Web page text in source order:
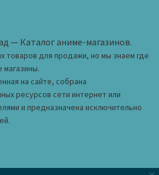
— Каталог аниме-магазинов.
товаров для продажи, но мы знаем где
на сайте, собрана
ресурсов сети интернет или
и предназначена исключительно